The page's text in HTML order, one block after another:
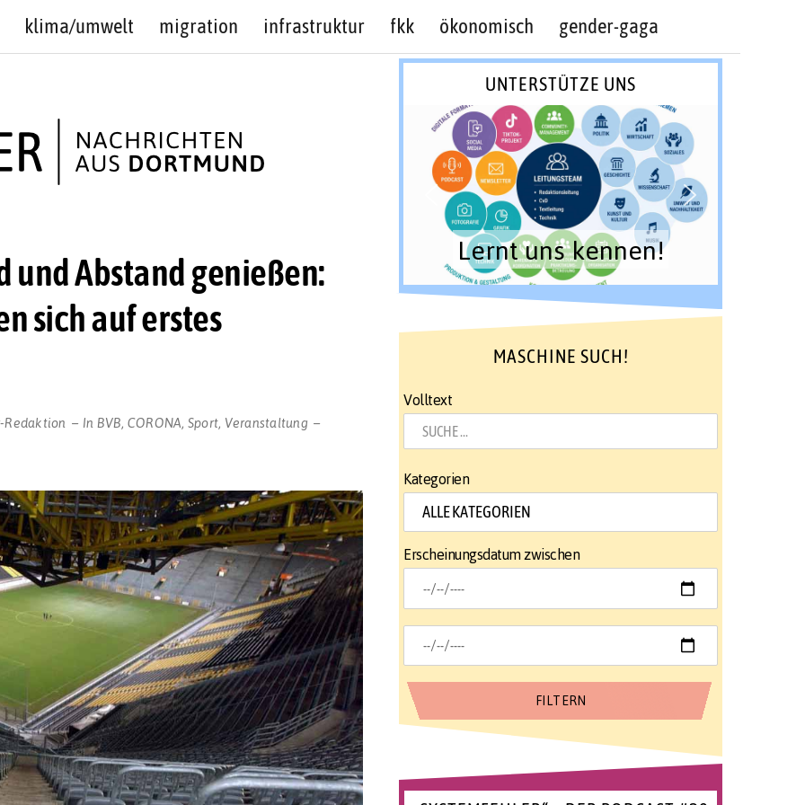
klima/umwelt migration infrastruktur fkk ökonomisch gender-gaga
und Abstand genießen:
sich auf erstes
Redaktion In BVB CORONA Sport Veranstaltung
UNTERSTÜTZE UNS
Lernt uns kennen!
MASCHINE SUCH!
Volltext
Kategorien
Erscheinungsdatum zwischen